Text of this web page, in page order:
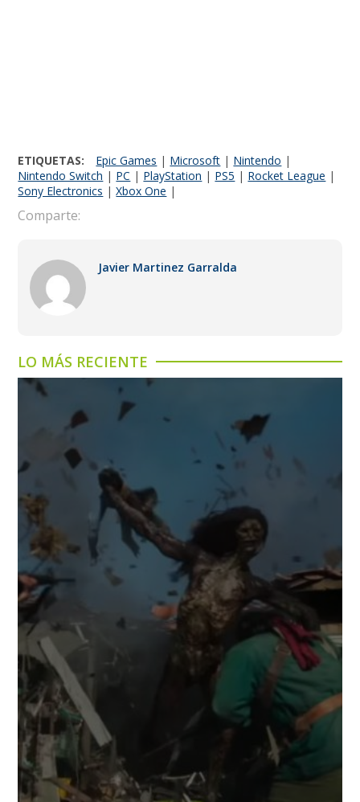
ETIQUETAS: Epic Games | Microsoft | Nintendo |
Nintendo Switch | PC | PlayStation | PS5 | Rocket League |
Sony Electronics |Xbox One |
Comparte:
Javier Martinez Garralda
LO MÁS RECIENTE